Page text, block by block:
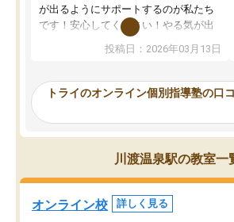
が出るようにサポートするのが私たち
です！安心してください！やる気が出
ないのは私たち講師の責任です」と言
ってくださり、確かに！と考えて、思
ったんですが、学生の先生から学ぶこ
み、徐々に成績が上がったらいいなと
思っていました。何が今足りないのか
を的確に指導いただき、子どももびっ
くりするほど楽しんでやる気を持って
塾を受けています。狙い通り、少しず
つ成績も上がり、苦手意識も無くなっ
てきたので、さらに苦手な数学も追加
投稿日：2026年03月13日
トライのオンライン個別指導塾の口
川渡温泉駅の教室一
オンライン校 詳しく見る